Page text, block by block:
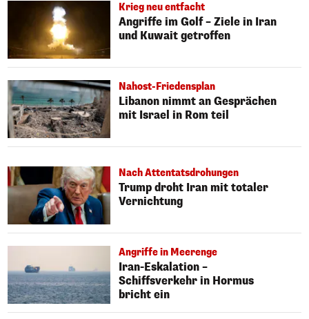
Krieg neu entfacht
Angriffe im Golf – Ziele in Iran
und Kuwait getroffen
Nahost-Friedensplan
Libanon nimmt an Gesprächen
mit Israel in Rom teil
Nach Attentatsdrohungen
Trump droht Iran mit totaler
Vernichtung
Angriffe in Meerenge
Iran-Eskalation –
Schiffsverkehr in Hormus
bricht ein